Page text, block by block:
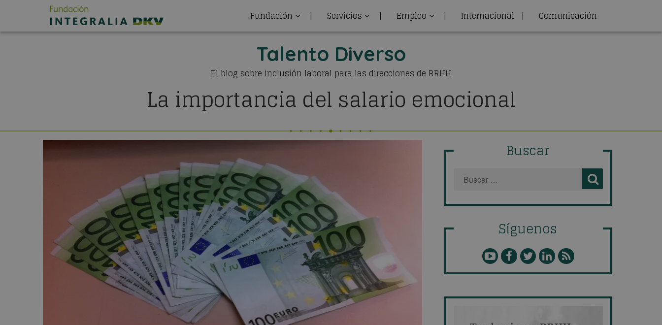
Fundación | Servicios | Empleo | Internacional | Comunicación
Talento Diverso
El blog sobre inclusión laboral para las direcciones de RRHH
La importancia del salario emocional
Buscar
Síguenos